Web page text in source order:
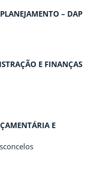
– DAP
E FINANÇAS
E